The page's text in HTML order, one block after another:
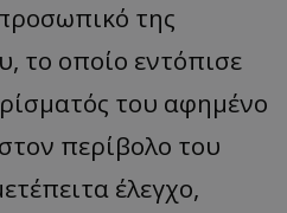
της
το οποίο εντόπισε
του αφημένο
περίβολο του
έλεγχο,